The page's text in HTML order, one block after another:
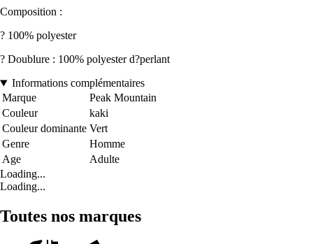
Composition :
? 100% polyester
? Doublure : 100% polyester d?perlant
Informations complémentaires
Marque
Peak Mountain
Couleur
kaki
Couleur dominante Vert
Genre
Homme
Age
Adulte
Loading...
Loading...
Toutes nos marques